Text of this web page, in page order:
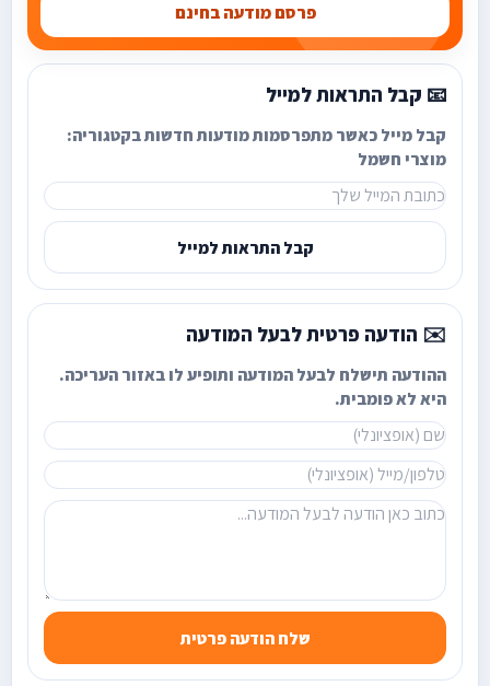
פרסם מודעה בחינם
📧 קבל התראות למייל
קבל מייל כאשר מתפרסמות מודעות חדשות בקטגוריה:
מוצרי חשמל
קבל התראות למייל
✉️ הודעה פרטית לבעל המודעה
ההודעה תישלח לבעל המודעה ותופיע לו באזור העריכה.
היא לא פומבית.
שלח הודעה פרטית